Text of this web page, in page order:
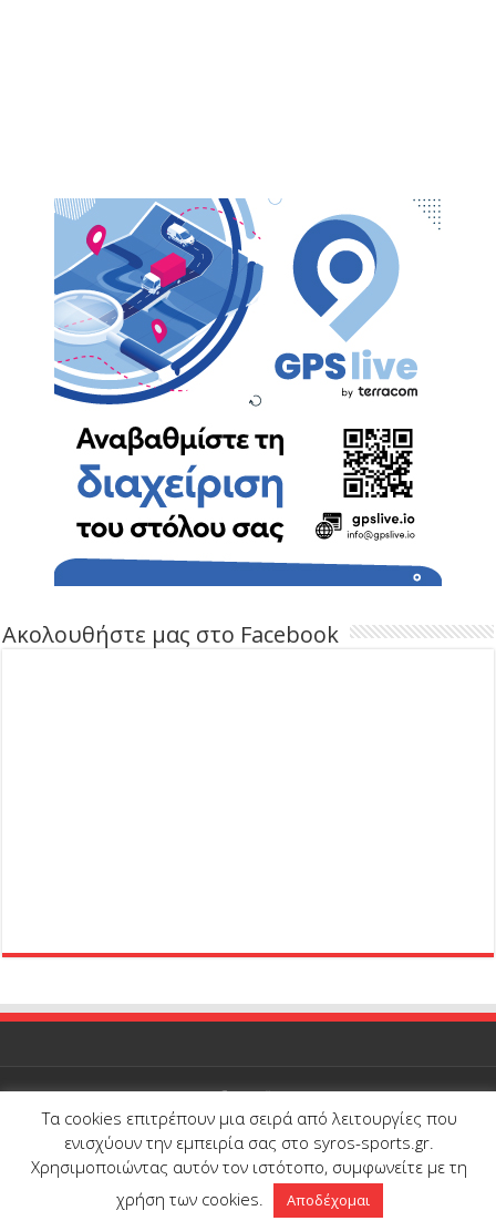
Ακολουθήστε μας στο Facebook
© Copyright 2026, All Rights Reserved |Syros-Sports.gr| Proudly
developed and hosted by Onedot
Τα cookies επιτρέπουν μια σειρά από λειτουργίες που
ενισχύουν την εμπειρία σας στο syros-sports.gr.
Χρησιμοποιώντας αυτόν τον ιστότοπο, συμφωνείτε με τη
χρήση των cookies.
Αποδέχομαι